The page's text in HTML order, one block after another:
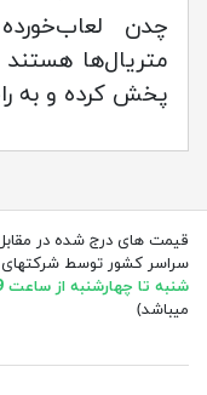
چدن
متریال‌ها
پخش کرده و به
قیمت های درج شده در
سراسر کشور توسط شرکتهای
شنبه تا چهارشنبه از ساعت 9 الی 17
میباشد)